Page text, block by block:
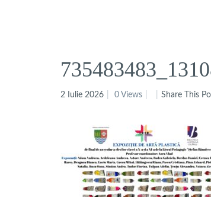
2 Iulie 2026 0 Views Share This